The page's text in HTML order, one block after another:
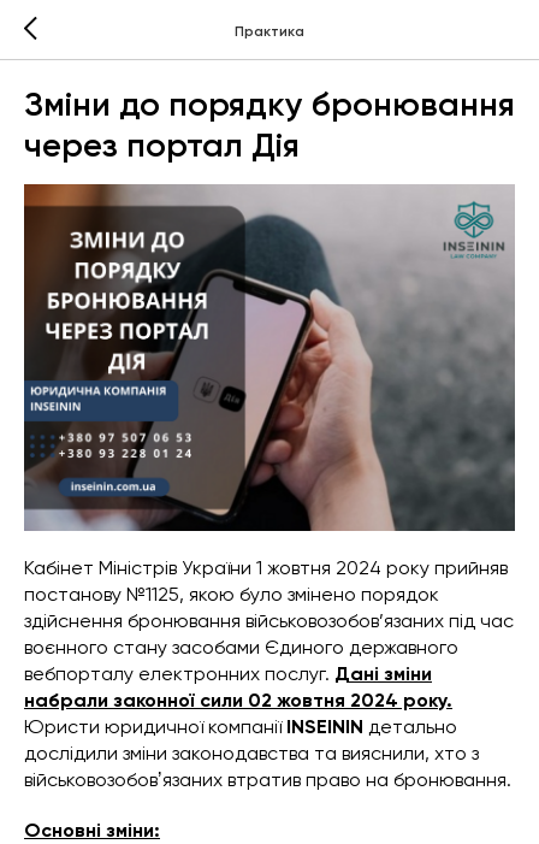
Практика
Зміни до порядку бронювання
через портал Дія
Кабінет Міністрів України 1 жовтня 2024 року прийняв
постанову №1125, якою було змінено порядок
здійснення бронювання військовозобов’язаних під час
воєнного стану засобами Єдиного державного
вебпорталу електронних послуг. Дані зміни
набрали законної сили 02 жовтня 2024 року.
Юристи юридичної компанії INSEININ детально
дослідили зміни законодавства та вияснили, хто з
військовозобовʼязаних втратив право на бронювання.
Основні зміни: